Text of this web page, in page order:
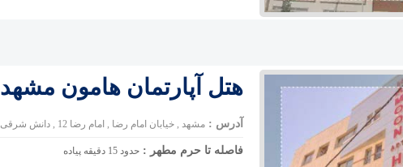
هتل آپارتمان هامون مشهد
آدرس :مشهد , خیابان امام رضا , امام رضا 12 , دانش شرقی 6
فاصله تا حرم مطهر :حدود 15 دقیقه پیاده